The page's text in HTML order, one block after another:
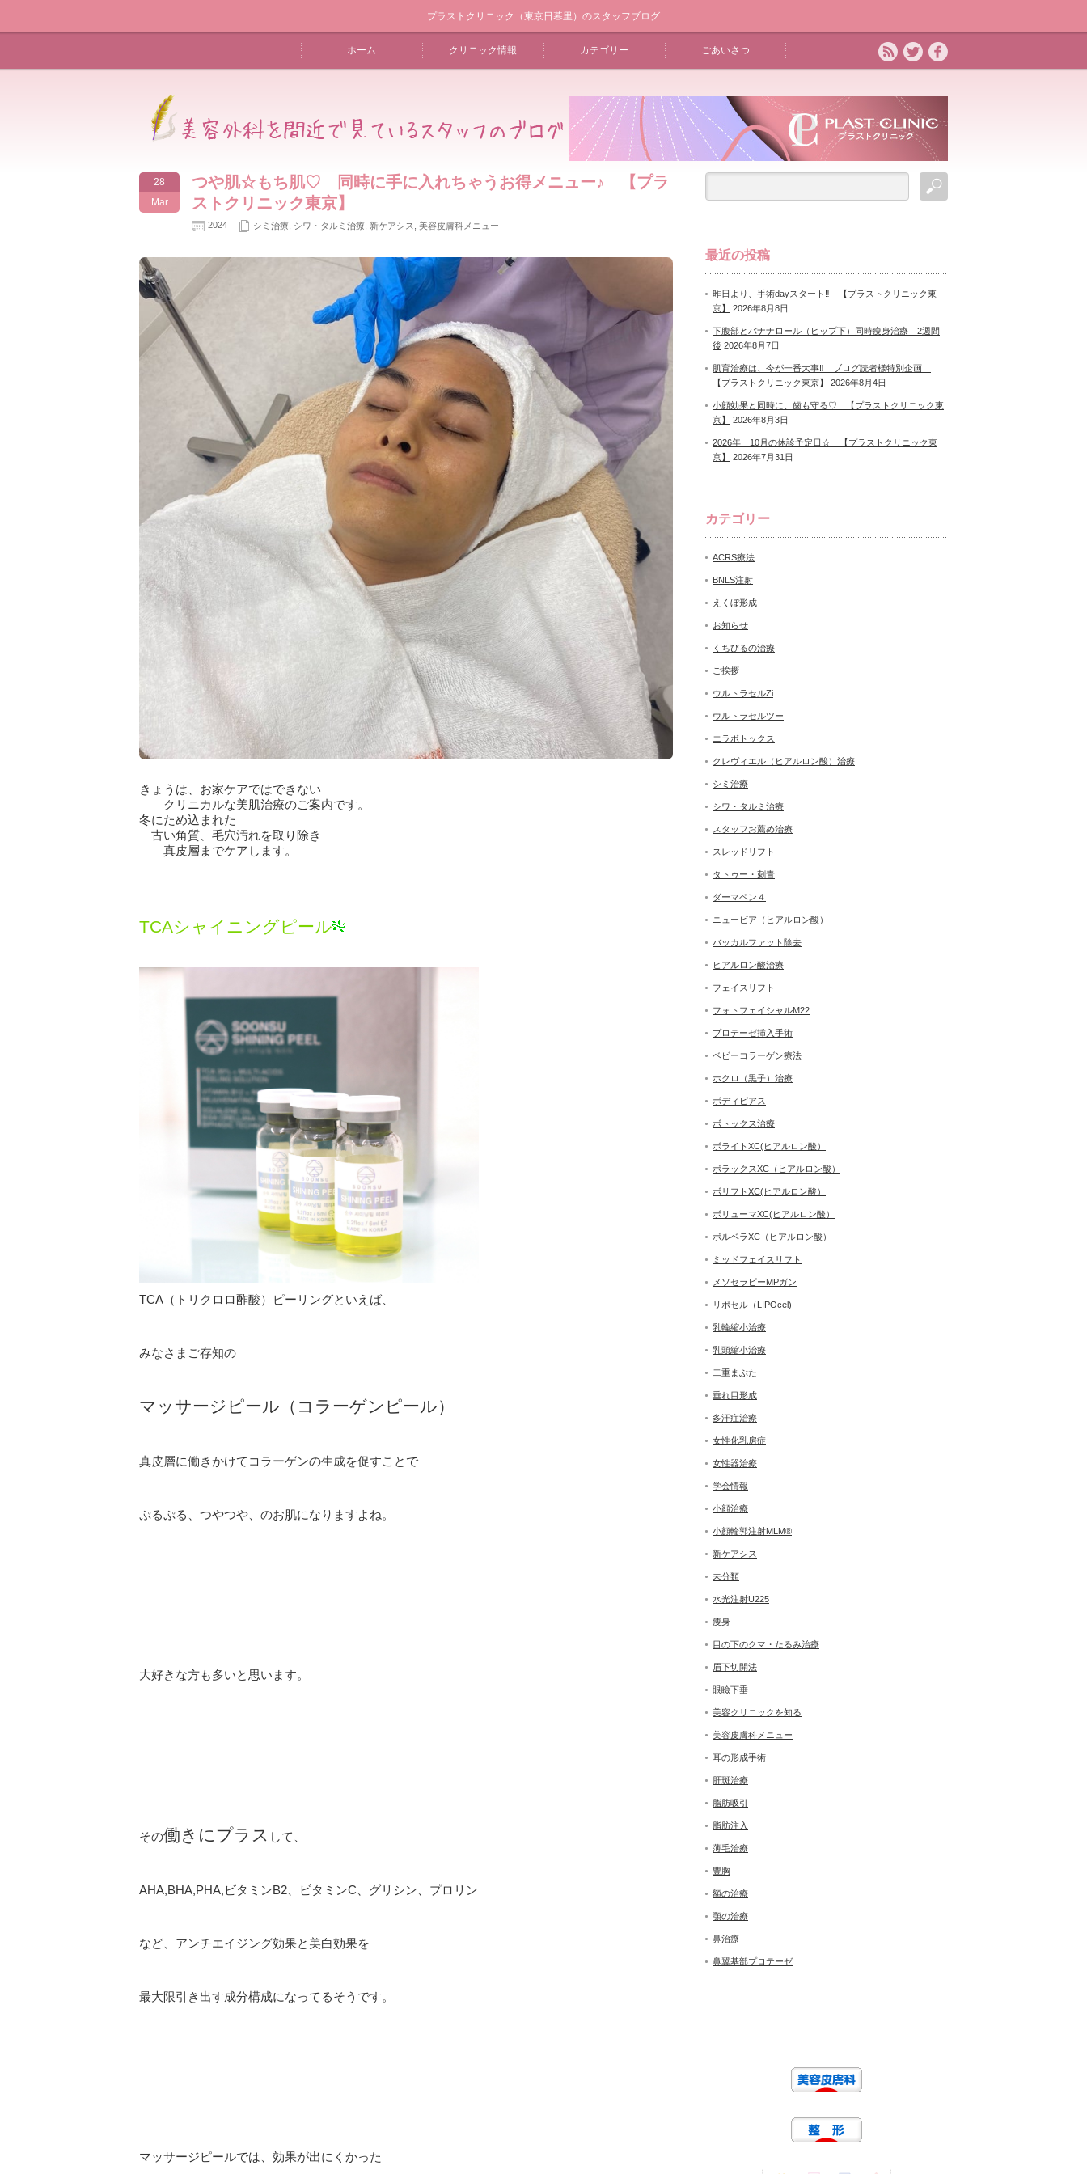
プラストクリニック（東京日暮里）のスタッフブログ
ホーム クリニック情報 カテゴリー ごあいさつ
28
Mar
つや肌☆もち肌♡ 同時に手に入れちゃうお得メニュー♪ 【プラ
ストクリニック東京】
2024 シミ治療 シワ・タルミ治療 新ケアシス 美容皮膚科メニュー
きょうは、お家ケアではできない
クリニカルな美肌治療のご案内です。
冬にため込まれた
古い角質、毛穴汚れを取り除き
真皮層までケアします。
TCAシャイニングピール
TCA（トリクロロ酢酸）ピーリングといえば、
みなさまご存知の
マッサージピール（コラーゲンピール）
真皮層に働きかけてコラーゲンの生成を促すことで
ぷるぷる、つやつや、のお肌になりますよね。
大好きな方も多いと思います。
その働きにプラス して、
AHA,BHA,PHA,ビタミンB2、ビタミンC、グリシン、プロリン
など、アンチエイジング効果と美白効果を
最大限引き出す成分構成になってるそうです。
マッサージピールでは、効果が出にくかった
最近の投稿
昨日より、手術dayスタート‼ 【プラストクリニック東
京】
2026年8月8日
下腹部とバナナロール（ヒップ下）同時痩身治療 2週間
後 2026年8月7日
肌育治療は、今が一番大事‼ ブログ読者様特別企画
【プラストクリニック東京】
2026年8月4日
小顔効果と同時に、歯も守る♡ 【プラストクリニック東
京】
2026年8月3日
2026年 10月の休診予定日☆ 【プラストクリニック東
京】
2026年7月31日
カテゴリー
ACRS療法
BNLS注射
えくぼ形成
お知らせ
くちびるの治療
ご挨拶
ウルトラセルZi
ウルトラセルツー
エラボトックス
クレヴィエル（ヒアルロン酸）治療
シミ治療
シワ・タルミ治療
スタッフお薦め治療
スレッドリフト
タトゥー・刺青
ダーマペン４
ニュービア（ヒアルロン酸）
バッカルファット除去
ヒアルロン酸治療
フェイスリフト
フォトフェイシャルM22
プロテーゼ挿入手術
ベビーコラーゲン療法
ホクロ（黒子）治療
ボディピアス
ボトックス治療
ボライトXC(ヒアルロン酸）
ボラックスXC（ヒアルロン酸）
ボリフトXC(ヒアルロン酸）
ボリューマXC(ヒアルロン酸）
ボルベラXC（ヒアルロン酸）
ミッドフェイスリフト
メソセラピーMPガン
リポセル（LIPOcel)
乳輪縮小治療
乳頭縮小治療
二重まぶた
垂れ目形成
多汗症治療
女性化乳房症
女性器治療
学会情報
小顔治療
小顔輪郭注射MLM®
新ケアシス
未分類
水光注射U225
痩身
目の下のクマ・たるみ治療
眉下切開法
眼瞼下垂
美容クリニックを知る
美容皮膚科メニュー
耳の形成手術
肝斑治療
脂肪吸引
脂肪注入
薄毛治療
豊胸
額の治療
顎の治療
鼻治療
鼻翼基部プロテーゼ